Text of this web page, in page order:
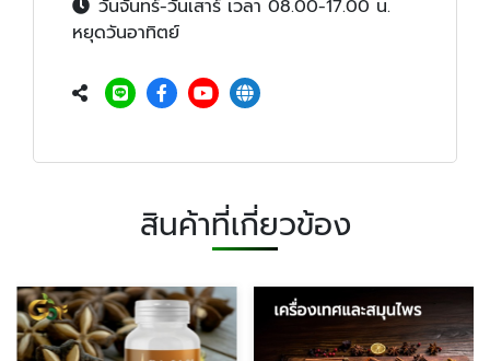
วันจันทร์-วันเสาร์ เวลา 08.00-17.00 น.
หยุดวันอาทิตย์
สินค้าที่เกี่ยวข้อง